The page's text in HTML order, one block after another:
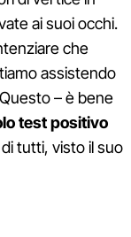
ai suoi occhi.
che
assistendo
– è bene
test positivo
tutti, visto il suo